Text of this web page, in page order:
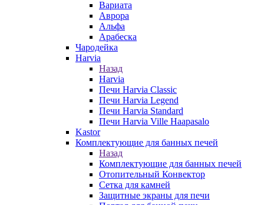
Вариата
Аврора
Альфа
Арабеска
Чародейка
Harvia
Назад
Harvia
Печи Harvia Classic
Печи Harvia Legend
Печи Harvia Standard
Печи Harvia Ville Haapasalo
Kastor
Комплектующие для банных печей
Назад
Комплектующие для банных печей
Отопительный Конвектор
Сетка для камней
Защитные экраны для печи